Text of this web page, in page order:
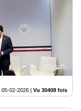
05-02-2026 | Vu 30408 fois